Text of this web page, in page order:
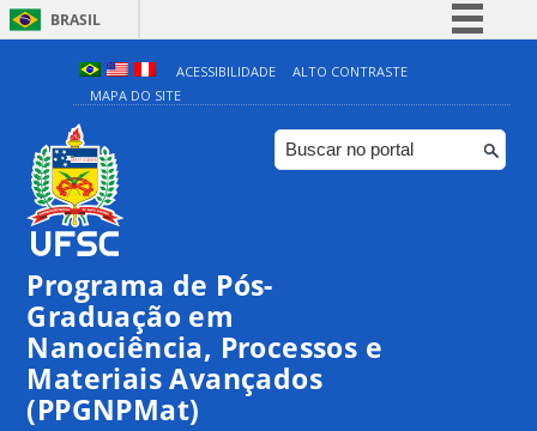
BRASIL
Simplifique!
Comunica BR
Participe
ACESSIBILIDADE
ALTO CONTRASTE
MAPA DO SITE
Programa de Pós-
Graduação em
Nanociência, Processos e
Materiais Avançados
(PPGNPMat)